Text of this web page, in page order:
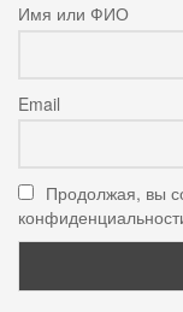
Имя или ФИО
Email
Продолжая, вы